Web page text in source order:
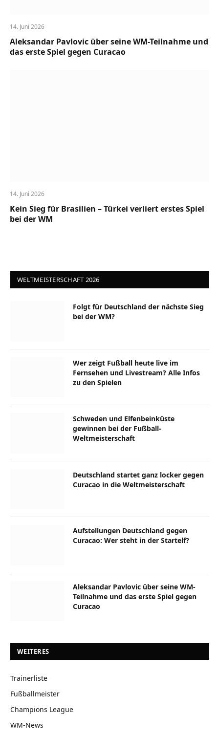
14. Juni 2026
Aleksandar Pavlovic über seine WM-Teilnahme und
das erste Spiel gegen Curacao
14. Juni 2026
Kein Sieg für Brasilien – Türkei verliert erstes Spiel
bei der WM
WELTMEISTERSCHAFT 2026
Folgt für Deutschland der nächste Sieg
bei der WM?
Wer zeigt Fußball heute live im
Fernsehen und Livestream? Alle Infos
zu den Spielen
Schweden und Elfenbeinküste
gewinnen bei der Fußball-
Weltmeisterschaft
Deutschland startet ganz locker gegen
Curacao in die Weltmeisterschaft
Aufstellungen Deutschland gegen
Curacao: Wer steht in der Startelf?
Aleksandar Pavlovic über seine WM-
Teilnahme und das erste Spiel gegen
Curacao
WEITERES
Trainerliste
Fußballmeister
Champions League
WM-News